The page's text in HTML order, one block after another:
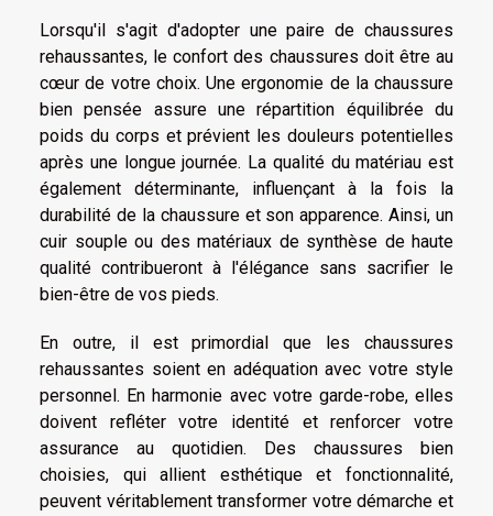
Lorsqu'il s'agit d'adopter une paire de chaussures
rehaussantes, le confort des chaussures doit être au
cœur de votre choix. Une ergonomie de la chaussure
bien pensée assure une répartition équilibrée du
poids du corps et prévient les douleurs potentielles
après une longue journée. La qualité du matériau est
également déterminante, influençant à la fois la
durabilité de la chaussure et son apparence. Ainsi, un
cuir souple ou des matériaux de synthèse de haute
qualité contribueront à l'élégance sans sacrifier le
bien-être de vos pieds.
En outre, il est primordial que les chaussures
rehaussantes soient en adéquation avec votre style
personnel. En harmonie avec votre garde-robe, elles
doivent refléter votre identité et renforcer votre
assurance au quotidien. Des chaussures bien
choisies, qui allient esthétique et fonctionnalité,
peuvent véritablement transformer votre démarche et